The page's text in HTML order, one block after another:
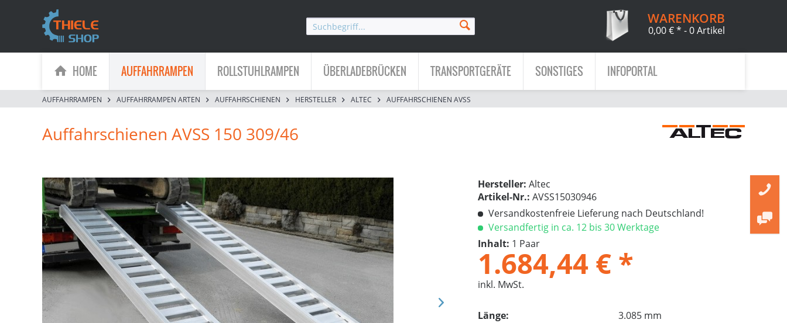
WARENKORB
0,00 € * - 0 Artikel
HOME AUFFAHRRAMPEN ROLLSTUHLRAMPEN ÜBERLADEBRÜCKEN TRANSPORTGERÄTE SONSTIGES INFOPORTAL
AUFFAHRRAMPEN AUFFAHRRAMPEN ARTEN AUFFAHRSCHIENEN HERSTELLER ALTEC AUFFAHRSCHIENEN AVSS
Auffahrschienen AVSS 150 309/46
Hersteller: Altec
Artikel-Nr.: AVSS15030946
Versandkostenfreie Lieferung nach Deutschland!
Versandfertig in ca. 12 bis 30 Werktage
Inhalt: 1 Paar
1.684,44 € *
inkl. MwSt.
Länge:
3.085 mm